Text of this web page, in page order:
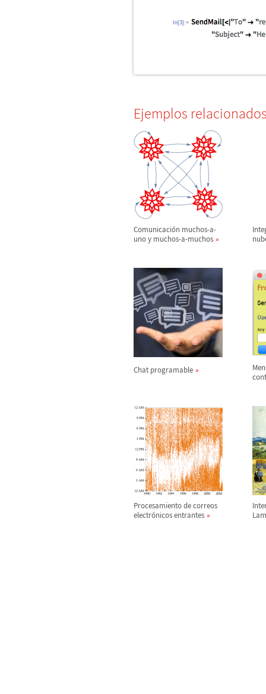
In[3]:=
Ejemplos
Comunicación muchos-a-
uno y muchos-a-muchos
Chat programable
Procesamiento de correos
electrónicos entrantes